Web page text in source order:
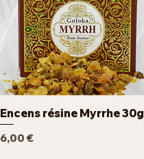
Aperçu rapide
Encens résine Myrrhe 30g
Prix
6,00 €